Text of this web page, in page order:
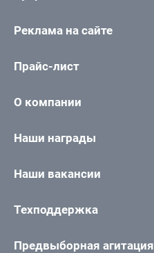
Реклама на сайте
Прайс-лист
О компании
Наши награды
Наши вакансии
Техподдержка
Предвыборная агитация